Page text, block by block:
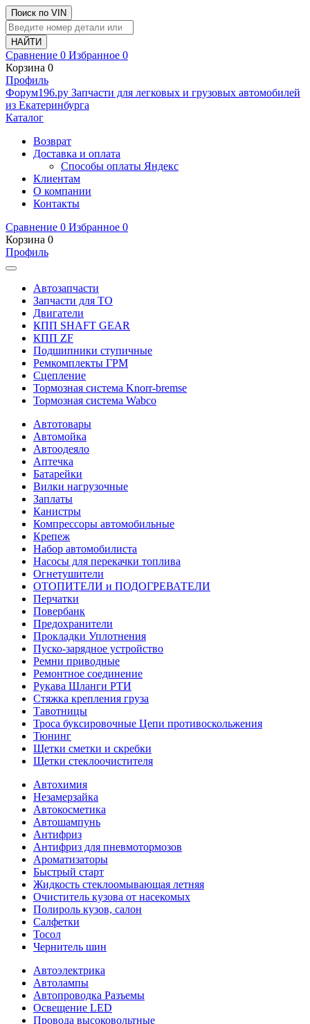
Поиск по VIN
Сравнение 0 Избранное 0
Корзина 0
Профиль
Фoрум196.ру Запчасти для легковых и грузовых автомобилей
из Екатеринбурга
Каталог
Возврат
Доставка и оплата
Способы оплаты Яндекс
Клиентам
О компании
Контакты
Сравнение 0 Избранное 0
Корзина 0
Профиль
Автозапчасти
Запчасти для ТО
Двигатели
КПП SHAFT GEAR
КПП ZF
Подшипники ступичные
Ремкомплекты ГРМ
Сцепление
Тормозная система Knorr-bremse
Тормозная система Wabco
Автотовары
Автомойка
Автоодеяло
Аптечка
Батарейки
Вилки нагрузочные
Заплаты
Канистры
Компрессоры автомобильные
Крепеж
Набор автомобилиста
Насосы для перекачки топлива
Огнетушители
ОТОПИТЕЛИ и ПОДОГРЕВАТЕЛИ
Перчатки
Повербанк
Предохранители
Прокладки Уплотнения
Пуско-зарядное устройство
Ремни приводные
Ремонтное соединение
Рукава Шланги РТИ
Стяжка крепления груза
Тавотницы
Троса буксировочные Цепи противоскольжения
Тюнинг
Щетки сметки и скребки
Щетки стеклоочистителя
Автохимия
Незамерзайка
Автокосметика
Автошампунь
Антифриз
Антифриз для пневмотормозов
Ароматизаторы
Быстрый старт
Жидкость стеклоомывающая летняя
Очиститель кузова от насекомых
Полироль кузов, салон
Салфетки
Тосол
Чернитель шин
Автоэлектрика
Автолампы
Автопроводка Разъемы
Освещение LED
Провода высоковольтные